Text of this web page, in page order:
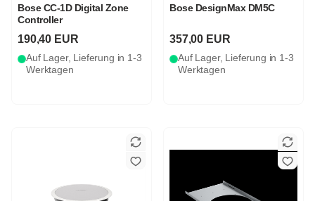
Bose CC-1D Digital Zone
Controller
190,40 EUR
Auf Lager, Lieferung in 1-3
Werktagen
Bose DesignMax DM5C
357,00 EUR
Auf Lager, Lieferung in 1-3
Werktagen